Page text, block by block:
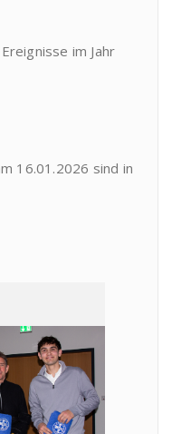
im Jahr
16.01.2026 sind in